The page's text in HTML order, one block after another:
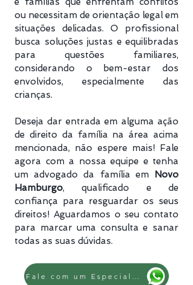
ou necessitam de orientação legal em
situações delicadas. O profissional
busca soluções justas e equilibradas
para questões familiares,
considerando o bem-estar dos
envolvidos, especialmente das
crianças.
Deseja dar entrada em alguma ação
de direito da família na área acima
mencionada, não espere mais! Fale
agora com a nossa equipe e tenha
um advogado da família em Novo
Hamburgo, qualificado e de
confiança para resguardar os seus
direitos! Aguardamos o seu contato
para marcar uma consulta e sanar
todas as suas dúvidas.